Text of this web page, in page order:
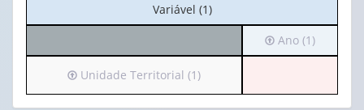
No
cabeçalho:
(1)
Variável (1)
Irá
para
(possui
Ano (1)
Irá
para
o
Unidade Territorial (1)